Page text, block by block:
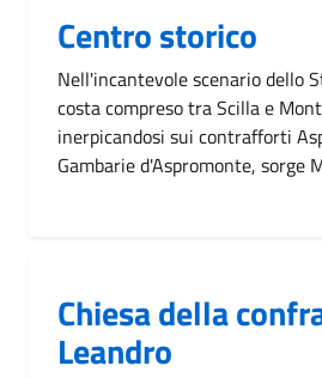
Centro storico
Nell'incantevole scenario dello
costa compreso tra Scilla e
inerpicandosi sui contrafforti
Gambarie d'Aspromonte, sorge
Chiesa della
Leandro